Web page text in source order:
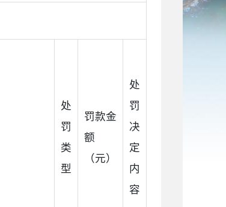
处
罚
类
型
罚款金
额
（元）
处
罚
决
定
内
容